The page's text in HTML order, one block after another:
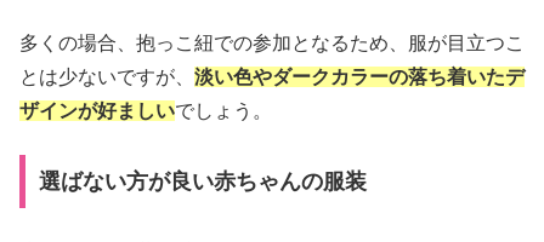
多くの場合、抱っこ紐での参加となるため、服が目立つこ
とは少ないですが、 淡い色やダークカラーの落ち着いたデ
ザインが好ましいでしょう。
選ばない方が良い赤ちゃんの服装